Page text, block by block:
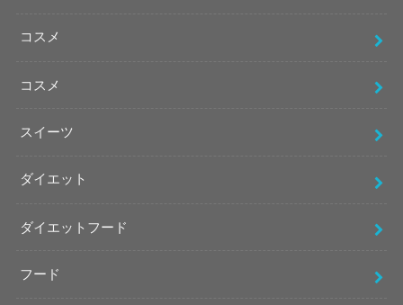
コスメ
コスメ
スイーツ
ダイエット
ダイエットフード
フード